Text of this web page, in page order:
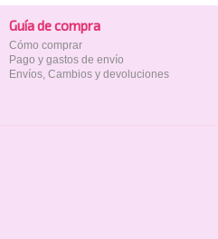
Guía de compra
Cómo comprar
Pago y gastos de envío
Envíos, Cambios y devoluciones